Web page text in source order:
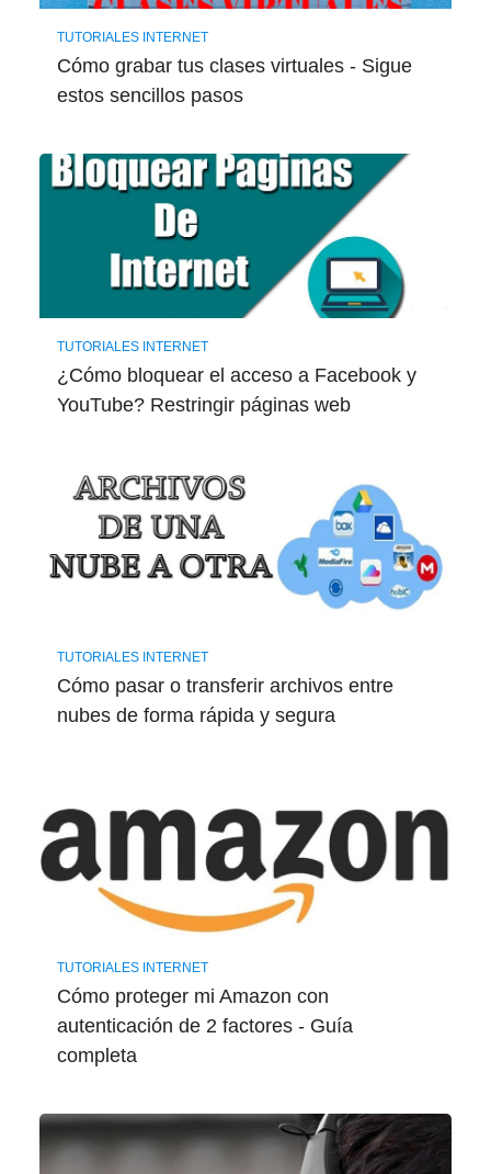
TUTORIALES INTERNET
Cómo grabar tus clases virtuales - Sigue
estos sencillos pasos
TUTORIALES INTERNET
¿Cómo bloquear el acceso a Facebook y
YouTube? Restringir páginas web
TUTORIALES INTERNET
Cómo pasar o transferir archivos entre
nubes de forma rápida y segura
TUTORIALES INTERNET
Cómo proteger mi Amazon con
autenticación de 2 factores - Guía ​
completa